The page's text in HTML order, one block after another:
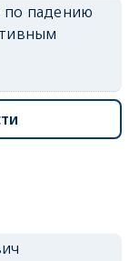
падению